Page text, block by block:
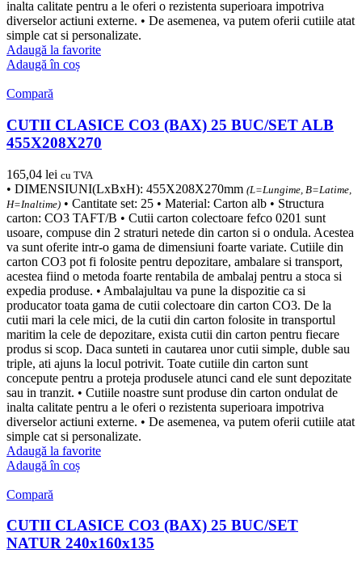
inalta calitate pentru a le oferi o rezistenta superioara impotriva
diverselor actiuni externe. • De asemenea, va putem oferii cutiile atat
simple cat si personalizate.
Adaugă la favorite
Adaugă în coș
Compară
CUTII CLASICE CO3 (BAX) 25 BUC/SET ALB
455X208X270
165,04 lei cu TVA
• DIMENSIUNI(LxBxH): 455X208X270mm (L=Lungime, B=Latime,
H=Inaltime) • Cantitate set: 25 • Material: Carton alb • Structura
carton: CO3 TAFT/B • Cutii carton colectoare fefco 0201 sunt
usoare, compuse din 2 straturi netede din carton si o ondula. Acestea
va sunt oferite intr-o gama de dimensiuni foarte variate. Cutiile din
carton CO3 pot fi folosite pentru depozitare, ambalare si transport,
acestea fiind o metoda foarte rentabila de ambalaj pentru a stoca si
expedia produse. • Ambalajultau va pune la dispozitie ca si
producator toata gama de cutii colectoare din carton CO3. De la
cutii mari la cele mici, de la cutii din carton folosite in transportul
maritim la cele de depozitare, exista cutii din carton pentru fiecare
produs si scop. Daca sunteti in cautarea unor cutii simple, duble sau
triple, ati ajuns la locul potrivit. Toate cutiile din carton sunt
concepute pentru a proteja produsele atunci cand ele sunt depozitate
sau in tranzit. • Cutiile noastre sunt produse din carton ondulat de
inalta calitate pentru a le oferi o rezistenta superioara impotriva
diverselor actiuni externe. • De asemenea, va putem oferii cutiile atat
simple cat si personalizate.
Adaugă la favorite
Adaugă în coș
Compară
CUTII CLASICE CO3 (BAX) 25 BUC/SET
NATUR 240x160x135